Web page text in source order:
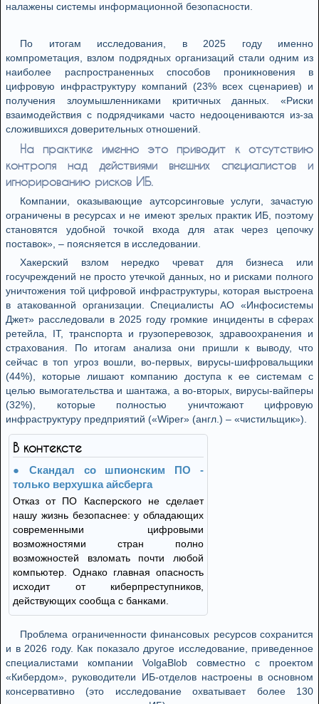
налажены системы информационной безопасности.
По итогам исследования, в 2025 году именно
компрометация, взлом подрядных организаций стали одним из
наиболее распространенных способов проникновения в
цифровую инфраструктуру компаний (23% всех сценариев) и
получения злоумышленниками критичных данных. «Риски
взаимодействия с подрядчиками часто недооцениваются из-за
сложившихся доверительных отношений.
На практике именно это приводит к отсутствию
контроля над действиями внешних специалистов и
игнорированию рисков ИБ.
Компании, оказывающие аутсорсинговые услуги, зачастую
ограничены в ресурсах и не имеют зрелых практик ИБ, поэтому
становятся удобной точкой входа для атак через цепочку
поставок», – поясняется в исследовании.
Хакерский взлом нередко чреват для бизнеса или
госучреждений не просто утечкой данных, но и рисками полного
уничтожения той цифровой инфраструктуры, которая выстроена
в атакованной организации. Специалисты АО «Инфосистемы
Джет» расследовали в 2025 году громкие инциденты в сферах
ретейла, IT, транспорта и грузоперевозок, здравоохранения и
страхования. По итогам анализа они пришли к выводу, что
сейчас в топ угроз вошли, во-первых, вирусы-шифровальщики
(44%), которые лишают компанию доступа к ее системам с
целью вымогательства и шантажа, а во-вторых, вирусы-вайперы
(32%), которые полностью уничтожают цифровую
инфраструктуру предприятий («Wiper» (англ.) – «чистильщик»).
В контексте
Скандал со шпионским ПО -
только верхушка айсберга
Отказ от ПО Касперского не сделает
нашу жизнь безопаснее: у обладающих
современными цифровыми
возможностями стран полно
возможностей взломать почти любой
компьютер. Однако главная опасность
исходит от киберпреступников,
действующих сообща с банками.
Проблема ограниченности финансовых ресурсов сохранится
и в 2026 году. Как показало другое исследование, приведенное
специалистами компании VolgaBlob совместно с проектом
«Кибердом», руководители ИБ-отделов настроены в основном
консервативно (это исследование охватывает более 130